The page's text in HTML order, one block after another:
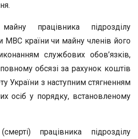
працівника підрозділу
МВС країни чи майну членів його
службових обов’язків,
обсязі за рахунок коштів
України з наступним стягненням
осіб у порядку, встановленому
працівника підрозділу